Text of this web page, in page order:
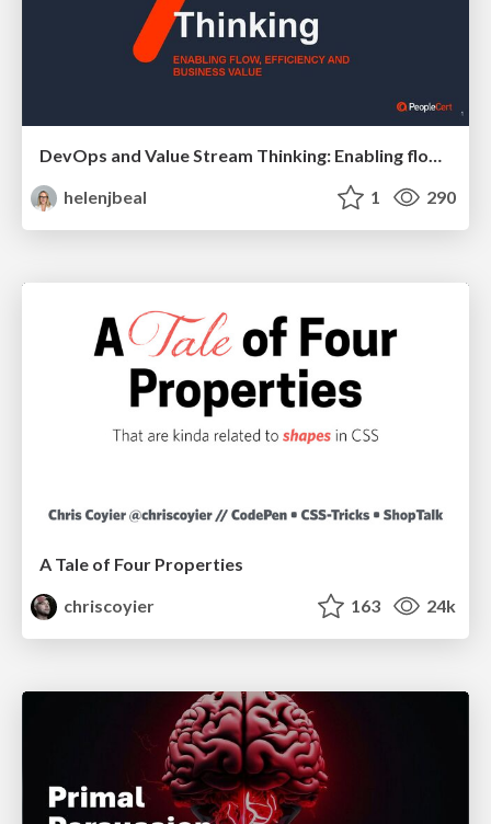
DevOps and Value Stream Thinking: Enabling flow, efficiency and business value
helenjbeal
1 290
A Tale of Four Properties
chriscoyier
163 24k